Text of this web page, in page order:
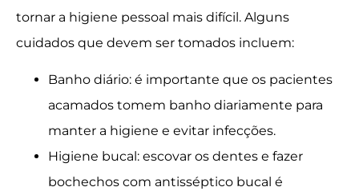
tornar a higiene pessoal mais difícil. Alguns
cuidados que devem ser tomados incluem:
Banho diário: é importante que os pacientes
acamados tomem banho diariamente para
manter a higiene e evitar infecções.
Higiene bucal: escovar os dentes e fazer
bochechos com antisséptico bucal é